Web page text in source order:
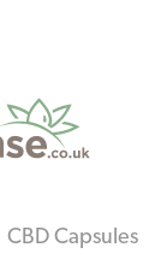
CBD Capsules